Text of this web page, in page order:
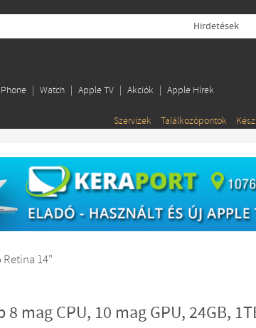
Hirdetések
iPhone Watch Apple TV Akciók Apple Hírek
Szervizek Találkozópontok
14"
mag CPU, 10 mag GPU, 24GB,